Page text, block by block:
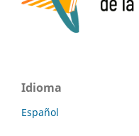
Idioma
Español